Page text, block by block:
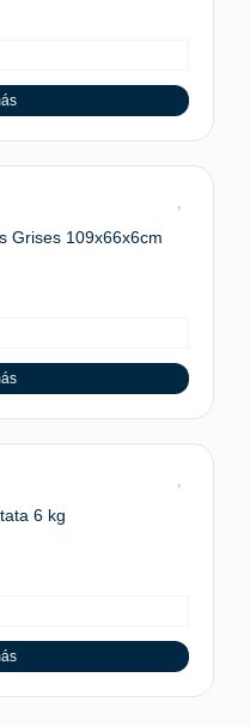
Grises 109x66x6cm
6 kg